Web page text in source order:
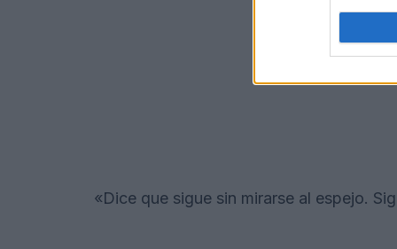
«Dice que sigue sin mirarse al espejo.